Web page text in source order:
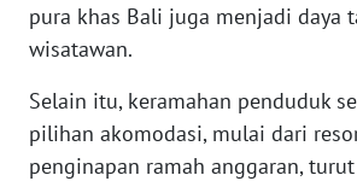
pura khas Bali juga menjadi daya
wisatawan.
Selain itu, keramahan penduduk
pilihan akomodasi, mulai dari
penginapan ramah anggaran,
WN
RIAU
WN
SERAMBI